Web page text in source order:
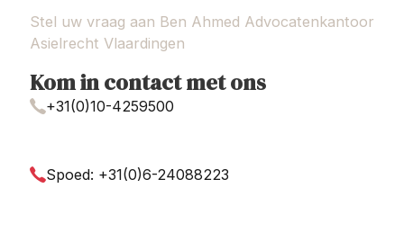
Stel uw vraag aan Ben Ahmed Advocatenkantoor
Asielrecht Vlaardingen
Kom in contact met ons
+31(0)10-4259500
Spoed: +31(0)6-24088223